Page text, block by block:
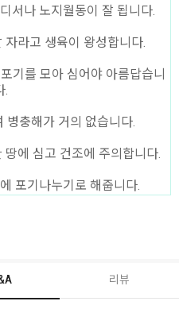
서나 노지월동이 잘 됩니다.
라고 생육이 왕성합니다.
기를 모아 심어야 아름답습니
.
충해가 거의 없습니다.
에 심고 건조에 주의합니다.
포기나누기로 해줍니다.
리뷰